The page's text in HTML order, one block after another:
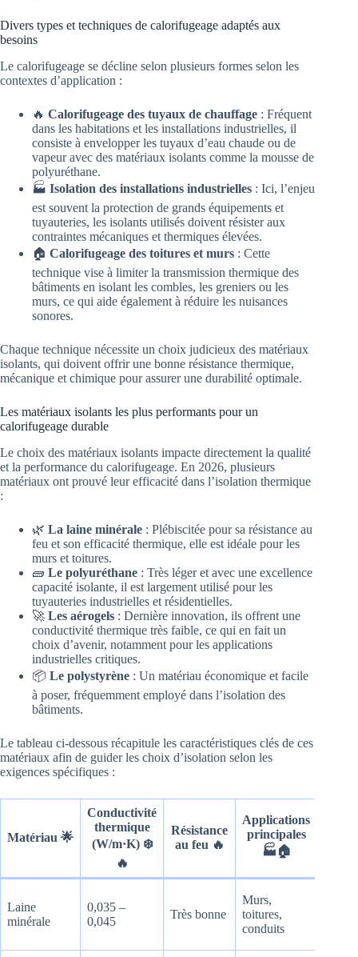
Divers types et techniques de calorifugeage adaptés aux
besoins
Le calorifugeage se décline selon plusieurs formes selon les
contextes d’application :
🔥 Calorifugeage des tuyaux de chauffage : Fréquent
dans les habitations et les installations industrielles, il
consiste à envelopper les tuyaux d’eau chaude ou de
vapeur avec des matériaux isolants comme la mousse de
polyuréthane.
🏭 Isolation des installations industrielles : Ici, l’enjeu
est souvent la protection de grands équipements et
tuyauteries, les isolants utilisés doivent résister aux
contraintes mécaniques et thermiques élevées.
🏠 Calorifugeage des toitures et murs : Cette
technique vise à limiter la transmission thermique des
bâtiments en isolant les combles, les greniers ou les
murs, ce qui aide également à réduire les nuisances
sonores.
Chaque technique nécessite un choix judicieux des matériaux
isolants, qui doivent offrir une bonne résistance thermique,
mécanique et chimique pour assurer une durabilité optimale.
Les matériaux isolants les plus performants pour un
calorifugeage durable
Le choix des matériaux isolants impacte directement la qualité
et la performance du calorifugeage. En 2026, plusieurs
matériaux ont prouvé leur efficacité dans l’isolation thermique
:
🌿 La laine minérale : Plébiscitée pour sa résistance au
feu et son efficacité thermique, elle est idéale pour les
murs et toitures.
🧱 Le polyuréthane : Très léger et avec une excellence
capacité isolante, il est largement utilisé pour les
tuyauteries industrielles et résidentielles.
🚀 Les aérogels : Dernière innovation, ils offrent une
conductivité thermique très faible, ce qui en fait un
choix d’avenir, notamment pour les applications
industrielles critiques.
📦 Le polystyrène : Un matériau économique et facile
à poser, fréquemment employé dans l’isolation des
bâtiments.
Le tableau ci-dessous récapitule les caractéristiques clés de ces
matériaux afin de guider les choix d’isolation selon les
exigences spécifiques :
Matériau 🌟
Conductivité
thermique
(W/m·K) ❄️
🔥
Résistance
au feu 🔥
Applications
principales
🏭🏠
Laine
minérale
0,035 –
0,045
Très bonne
Murs,
toitures,
conduits